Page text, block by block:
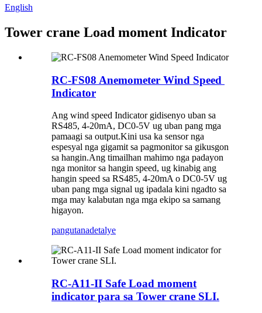
English
Tower crane Load moment Indicator
RC-FS08 Anemometer Wind Speed ​​
Indicator
Ang wind speed Indicator gidisenyo uban sa
RS485, 4-20mA, DC0-5V ug uban pang mga
pamaagi sa output.Kini usa ka sensor nga
espesyal nga gigamit sa pagmonitor sa gikusgon
sa hangin.Ang timailhan mahimo nga padayon
nga monitor sa hangin speed, ug kinabig ang
hangin speed sa RS485, 4-20mA o DC0-5V ug
uban pang mga signal ug ipadala kini ngadto sa
mga may kalabutan nga mga ekipo sa samang
higayon.
pangutanadetalye
RC-A11-II Safe Load moment
indicator para sa Tower crane SLI.